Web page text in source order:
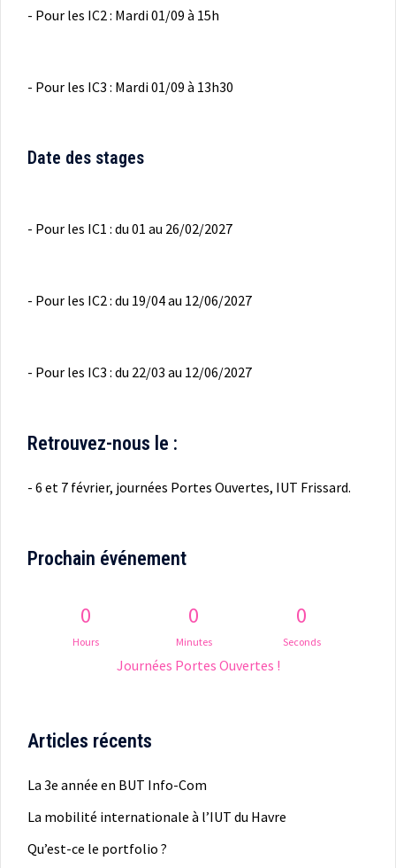
- Pour les IC2 : Mardi 01/09 à 15h
- Pour les IC3 : Mardi 01/09 à 13h30
Date des stages
- Pour les IC1 : du 01 au 26/02/2027
- Pour les IC2 : du 19/04 au 12/06/2027
- Pour les IC3 : du 22/03 au 12/06/2027
Retrouvez-nous le :
- 6 et 7 février, journées Portes Ouvertes, IUT Frissard.
Prochain événement
0
Hours
0
Minutes
0
Seconds
Journées Portes Ouvertes !
Articles récents
La 3e année en BUT Info-Com
La mobilité internationale à l’IUT du Havre
Qu’est-ce le portfolio ?